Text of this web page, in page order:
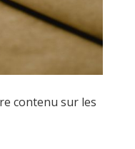
contenu sur les